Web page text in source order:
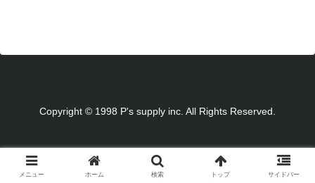
Copyright © 1998 P's supply inc. All Rights Reserved.
メニュー ホーム 検索 トップ サイドバー